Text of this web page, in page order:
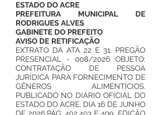
ESTADO DO ACRE
PREFEITURA MUNICIPAL DE
RODRIGUES ALVES
GABINETE DO PREFEITO
AVISO DE RETIFICAÇÃO
EXTRATO DA ATA 22 E 31. PREGÃO
PRESENCIAL - 008/2026 OBJETO:
CONTRATAÇÃO DE PESSOA
JURÍDICA PARA FORNECIMENTO DE
GÊNEROS ALIMENTÍCIOS.
PUBLICADO NO DIARIO OFICIAL DO
ESTADO DO ACRE, DIA 16 DE JUNHO